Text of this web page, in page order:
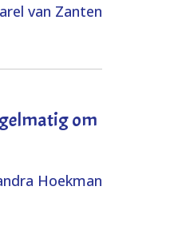
van Zanten
om
Hoekman